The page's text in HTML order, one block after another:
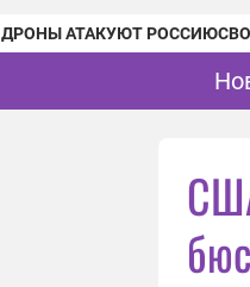
ДРОНЫ АТАКУЮТ РОССИЮ